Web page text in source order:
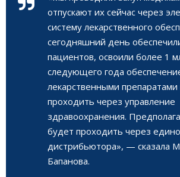
отпускают их сейчас через
систему лекарственного
сегодняшний день
пациентов, освоили более 1
следующего года
лекарственными
проходить через управление
здравоохранения.
будет проходить через
дистрибьютора», — сказала
Бапанова.